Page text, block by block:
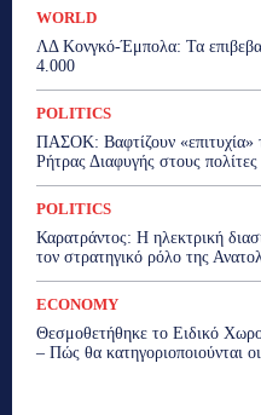
WORLD
ΛΔ Κονγκό-Έμπολα: Τα
4.000
POLITICS
ΠΑΣΟΚ: Βαφτίζουν «επιτυχία»
Ρήτρας Διαφυγής στους πολίτες
POLITICS
Καρατράντος: Η ηλεκτρική
τον στρατηγικό ρόλο της
ECONOMY
Θεσμοθετήθηκε το Ειδικό
– Πώς θα κατηγοριοποιούνται οι